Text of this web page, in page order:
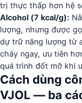
trị thực thấp hơn hệ
Alcohol (7 kcal/g):
lượng, nhưng được
dự trữ năng lượng từ
cháy ngay, ưu tiên
quá trình đốt mỡ khi
Cách dùng
VJOL — ba